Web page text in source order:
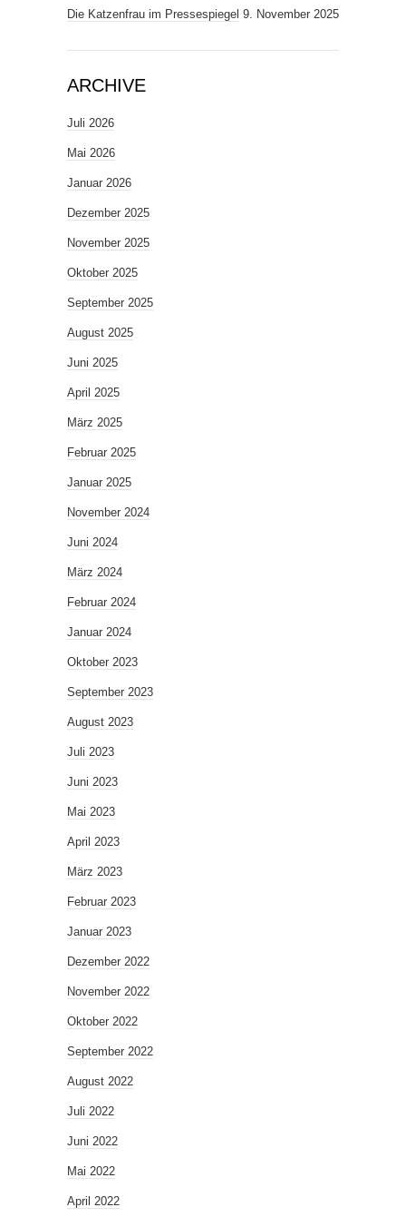
Die Katzenfrau im Pressespiegel 9. November 2025
ARCHIVE
Juli 2026
Mai 2026
Januar 2026
Dezember 2025
November 2025
Oktober 2025
September 2025
August 2025
Juni 2025
April 2025
März 2025
Februar 2025
Januar 2025
November 2024
Juni 2024
März 2024
Februar 2024
Januar 2024
Oktober 2023
September 2023
August 2023
Juli 2023
Juni 2023
Mai 2023
April 2023
März 2023
Februar 2023
Januar 2023
Dezember 2022
November 2022
Oktober 2022
September 2022
August 2022
Juli 2022
Juni 2022
Mai 2022
April 2022